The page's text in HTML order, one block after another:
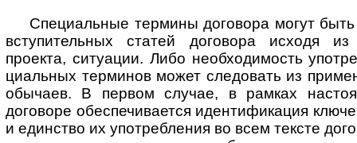
Специальные термины договора могут
вступительных статей договора исходя
проекта, ситуации. Либо необходимость
ци­аль­ных терминов может следовать из
обычаев. В первом случае, в рамках
договоре обеспечивается идентификация
и единство их употребления во всем тексте